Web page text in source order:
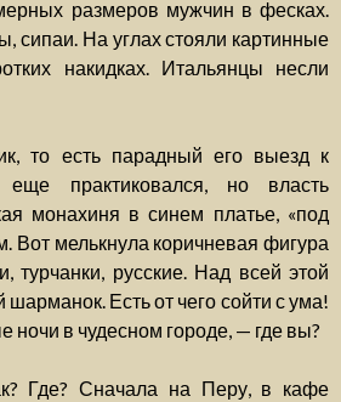
размеров мужчин в фесках.
На углах стояли картинные
накидках. Итальянцы несли
то есть парадный его выезд к
практиковался, но власть
монахиня в синем платье, «под
Вот мелькнула коричневая фигура
турчанки, русские. Над всей этой
Есть от чего сойти с ума!
ночи в чудесном городе, — где вы?
Где? Сначала на Перу, в кафе